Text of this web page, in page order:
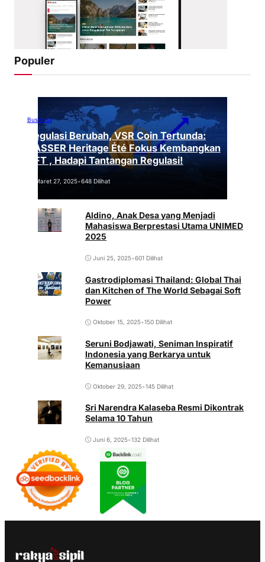
Populer
Business
Regulasi Berubah, VSR Coin Tertunda:
VASSER Heritage Été Fokus Kembangkan
NFT , Hadapi Tantangan Regulasi!
Maret 27, 2025•648 Dilihat
Aldino, Anak Desa yang Menjadi
Mahasiswa Berprestasi Utama UNIMED
2025
Juni 25, 2025•601 Dilihat
Gastrodiplomasi Thailand: Global Thai
dan Kitchen of The World Sebagai Soft
Power
Oktober 15, 2025•150 Dilihat
Seruni Bodjawati, Seniman Inspiratif
Indonesia yang Berkarya untuk
Kemanusiaan
Oktober 29, 2025•145 Dilihat
Sri Narendra Kalaseba Resmi Dikontrak
Selama 10 Tahun
Juni 6, 2025•132 Dilihat